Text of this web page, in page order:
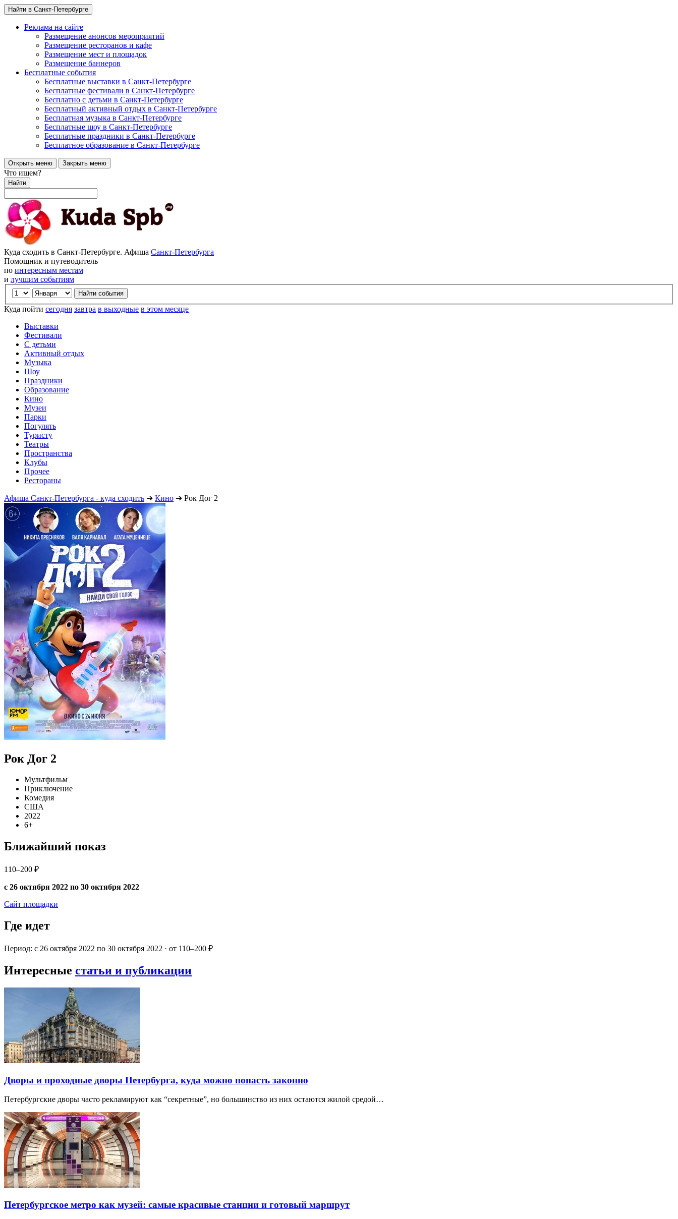
Найти в Санкт-Петербурге
Реклама на сайте
Размещение анонсов мероприятий
Размещение ресторанов и кафе
Размещение мест и площадок
Размещение баннеров
Бесплатные события
Бесплатные выставки в Санкт-Петербурге
Бесплатные фестивали в Санкт-Петербурге
Бесплатно с детьми в Санкт-Петербурге
Бесплатный активный отдых в Санкт-Петербурге
Бесплатная музыка в Санкт-Петербурге
Бесплатные шоу в Санкт-Петербурге
Бесплатные праздники в Санкт-Петербурге
Бесплатное образование в Санкт-Петербурге
Открыть меню Закрыть меню
Что ищем?
Найти
Куда сходить в Санкт-Петербурге. Афиша Санкт-Петербурга
Помощник и путеводитель
по интересным местам
и лучшим событиям
Куда пойти сегодня завтра в выходные в этом месяце
Выставки
Фестивали
С детьми
Активный отдых
Музыка
Шоу
Праздники
Образование
Кино
Музеи
Парки
Погулять
Туристу
Театры
Пространства
Клубы
Прочее
Рестораны
Афиша Санкт-Петербурга - куда сходить ➔ Кино ➔ Рок Дог 2
Рок Дог 2
Мультфильм
Приключение
Комедия
США
2022
6+
Ближайший показ
110–200 ₽
с 26 октября 2022 по 30 октября 2022
Сайт площадки
Где идет
Период: с 26 октября 2022 по 30 октября 2022 · от 110–200 ₽
Интересные статьи и публикации
Дворы и проходные дворы Петербурга, куда можно попасть законно
Петербургские дворы часто рекламируют как “секретные”, но большинство из них остаются жилой средой…
Петербургское метро как музей: самые красивые станции и готовый маршрут